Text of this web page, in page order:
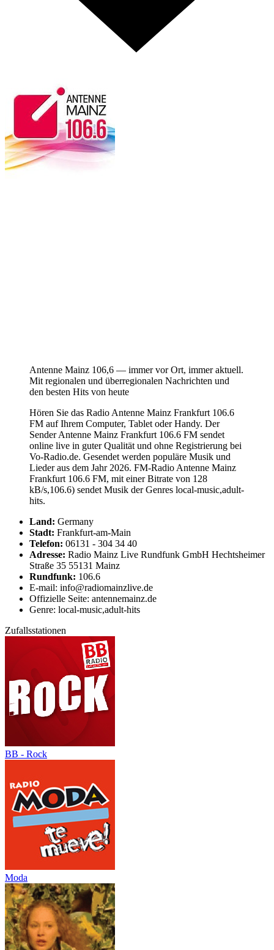
Antenne Mainz 106,6 — immer vor Ort, immer aktuell.
Mit regionalen und überregionalen Nachrichten und
den besten Hits von heute
Hören Sie das Radio Antenne Mainz Frankfurt 106.6
FM auf Ihrem Computer, Tablet oder Handy. Der
Sender Antenne Mainz Frankfurt 106.6 FM sendet
online live in guter Qualität und ohne Registrierung bei
Vo-Radio.de. Gesendet werden populäre Musik und
Lieder aus dem Jahr 2026. FM-Radio Antenne Mainz
Frankfurt 106.6 FM, mit einer Bitrate von 128
kB/s,106.6) sendet Musik der Genres local-music,adult-
hits.
Land: Germany
Stadt: Frankfurt-am-Main
Telefon: 06131 - 304 34 40
Adresse: Radio Mainz Live Rundfunk GmbH Hechtsheimer
Straße 35 55131 Mainz
Rundfunk: 106.6
E-mail: info@radiomainzlive.de
Offizielle Seite: antennemainz.de
Genre: local-music,adult-hits
Zufallsstationen
BB - Rock
Moda